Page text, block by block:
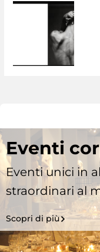
Eventi
Eventi unici in
straordinari al
Scopri di più